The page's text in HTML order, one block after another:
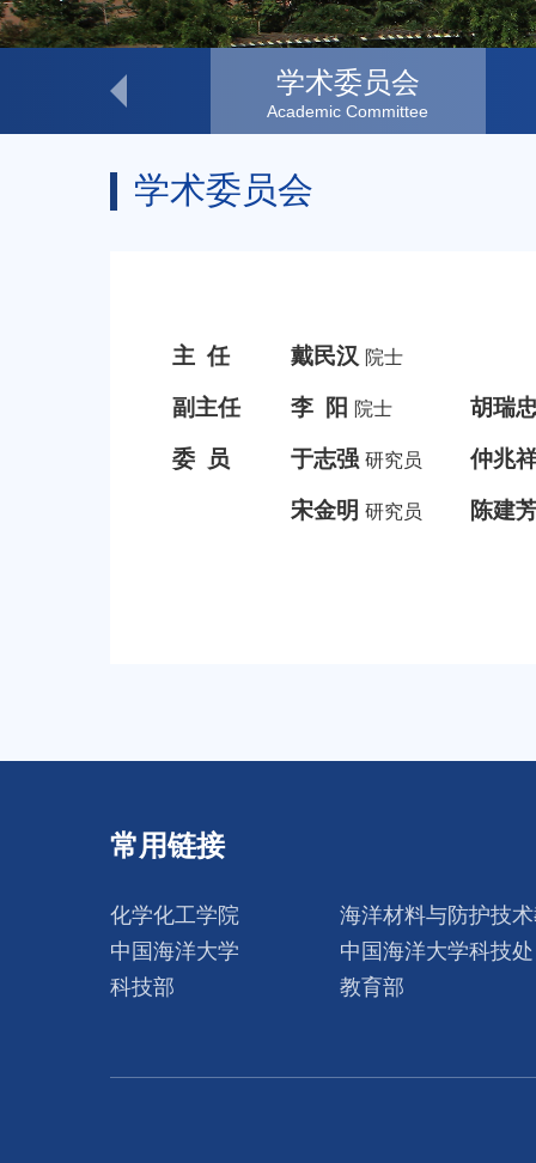
室务委员会
Committee
学术委员会
Academic Committee
学术委员会
主 任 戴民汉 院士
副主任 李 阳 院士 胡瑞
委 员 于志强 研究员 仲兆
宋金明 研究员 陈建
常用链接
化学化工学院
海洋材料与防护技
中国海洋大学
中国海洋大学科技处
科技部
教育部